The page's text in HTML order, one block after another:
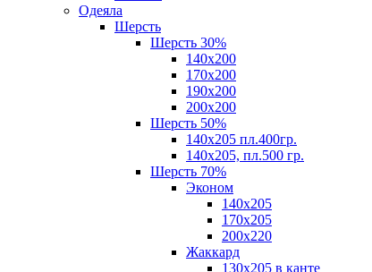
Одеяла
Шерсть
Шерсть 30%
140х200
170х200
190х200
200х200
Шерсть 50%
140х205 пл.400гр.
140х205, пл.500 гр.
Шерсть 70%
Эконом
140х205
170х205
200х220
Жаккард
130х205 в канте